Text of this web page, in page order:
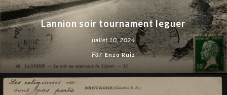
Lannion soir tournament leguer
juillet 10, 2024
Par Enzo Ruiz